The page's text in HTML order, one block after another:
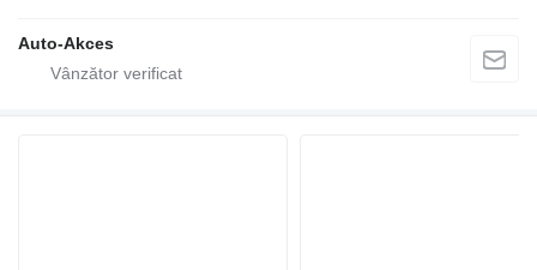
Auto-Akces